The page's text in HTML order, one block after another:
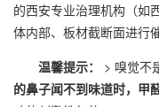
的西安专业治理机构（如
体内部、板材截断面进行
温馨提示：
> 嗅觉不
的鼻子闻不到味道时，甲